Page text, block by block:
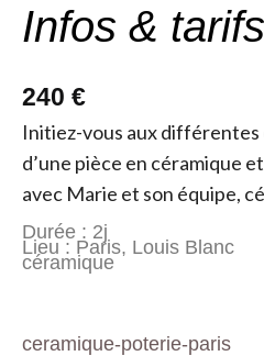
Infos &
240 €
Initiez-vous aux différentes
d’une pièce en céramique
avec Marie et son équipe,
Durée : 2j
Lieu : Paris, Louis Blanc
céramique
ceramique-poterie-paris